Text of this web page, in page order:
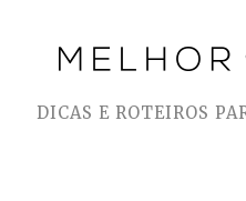
content
DICAS E ROTEIROS